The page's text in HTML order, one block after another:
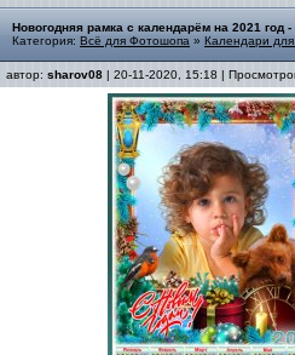
Новогодняя рамка с календарём на 2021 год
Категория: Всё для Фотошопа » Календари
автор: sharov08 | 20-11-2020, 15:18 |